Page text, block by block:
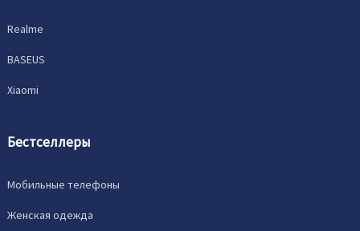
Realme
BASEUS
Xiaomi
Бестселлеры
Мобильные телефоны
Женская одежда